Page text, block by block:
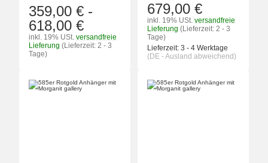
359,00 € -
618,00 €
inkl. 19% USt. versandfreie
Lieferung (Lieferzeit: 2 - 3
Tage)
679,00 €
inkl. 19% USt. versandfreie
Lieferung (Lieferzeit: 2 - 3
Tage)
Lieferzeit: 3 - 4 Werktage
(DE - Ausland abweichend)